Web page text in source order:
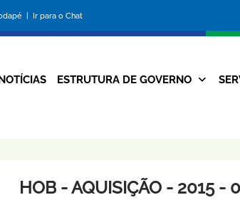
| Ir para o Chat
da
Prefeitura
ESTRUTURA DE GOVERNO
HOB - AQUISIÇÃO - 2015 -